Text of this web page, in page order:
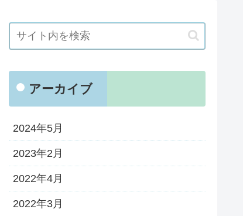
アーカイブ
2024年5月
2023年2月
2022年4月
2022年3月